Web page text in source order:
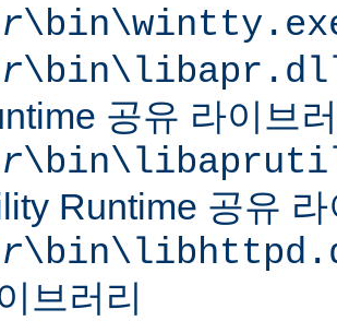
공유 라이브
Runtime 공유
브러리